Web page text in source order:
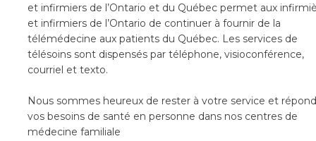
et infirmiers de l’Ontario et du Québec permet aux
et infirmiers de l’Ontario de continuer à fournir de la
télémédecine aux patients du Québec. Les services de
télésoins sont dispensés par téléphone, visioconférence,
courriel et texto.
Nous sommes heureux de rester à votre service et
vos besoins de santé en personne dans nos centres de
médecine familiale